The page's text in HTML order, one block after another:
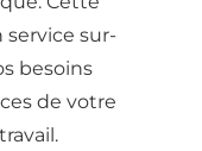
sur-
besoins
de votre